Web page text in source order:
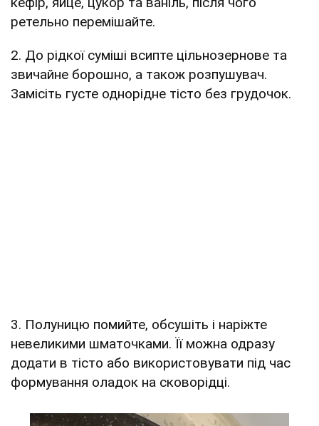
ретельно перемішайте.
2. До рідкої суміші всипте цільнозернове та
звичайне борошно, а також розпушувач.
Замісіть густе однорідне тісто без грудочок.
3. Полуницю помийте, обсушіть і наріжте
невеликими шматочками. Її можна одразу
додати в тісто або використовувати під час
формування оладок на сковорідці.